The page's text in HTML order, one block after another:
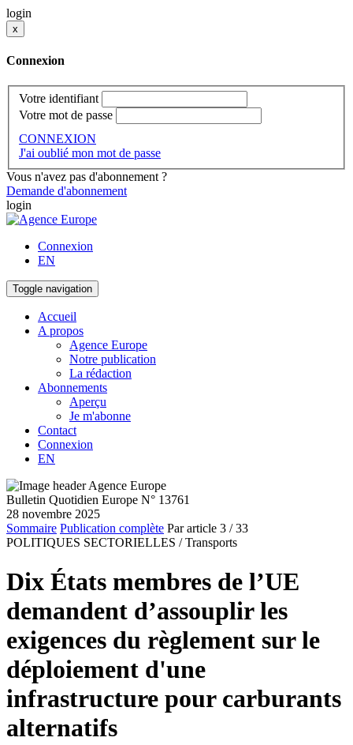
login
x
Connexion
Votre identifiant
Votre mot de passe
CONNEXION
J'ai oublié mon mot de passe
Vous n'avez pas d'abonnement ?
Demande d'abonnement
login
Connexion
EN
Toggle navigation
Accueil
A propos
Agence Europe
Notre publication
La rédaction
Abonnements
Aperçu
Je m'abonne
Contact
Connexion
EN
Bulletin Quotidien Europe N° 13761
28 novembre 2025
Sommaire Publication complète Par article 3 / 33
POLITIQUES SECTORIELLES / Transports
Dix États membres de l’UE
demandent d’assouplir les
exigences du règlement sur le
déploiement d'une
infrastructure pour carburants
alternatifs